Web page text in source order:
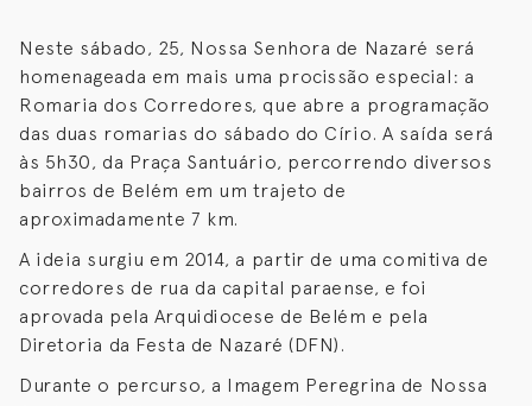
Neste sábado, 25, Nossa Senhora de Nazaré será
homenageada em mais uma procissão especial: a
Romaria dos Corredores, que abre a programação
das duas romarias do sábado do Círio. A saída será
às 5h30, da Praça Santuário, percorrendo diversos
bairros de Belém em um trajeto de
aproximadamente 7 km.
A ideia surgiu em 2014, a partir de uma comitiva de
corredores de rua da capital paraense, e foi
aprovada pela Arquidiocese de Belém e pela
Diretoria da Festa de Nazaré (DFN).
Durante o percurso, a Imagem Peregrina de Nossa